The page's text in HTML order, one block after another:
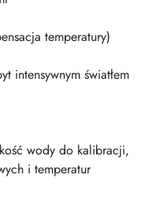
temperatury)
intensywnym światłem
wody do kalibracji,
i temperatur